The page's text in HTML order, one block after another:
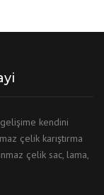
kendini
çelik karıştırma
çelik sac, lama,